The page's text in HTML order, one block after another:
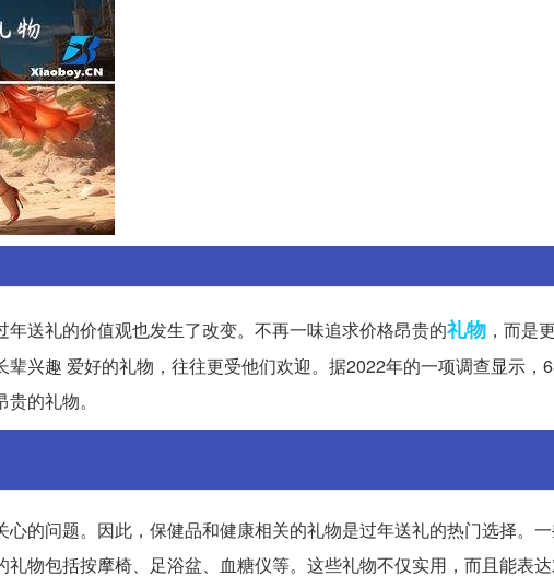
送礼的价值观也发生了改变。不再一味追求价格昂贵的礼物 ，而是
兴趣 爱好的礼物，往往更受他们欢迎。据2022年的一项调查显示，
的礼物。
的问题。因此，保健品和健康相关的礼物是过年送礼的热门选择。
物包括按摩椅、足浴盆、血糖仪等。这些礼物不仅实用，而且能表